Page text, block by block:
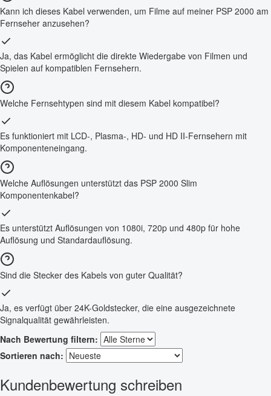
Kann ich dieses Kabel verwenden, um Filme auf meiner PSP 2000 am
Fernseher anzusehen?
Ja, das Kabel ermöglicht die direkte Wiedergabe von Filmen und
Spielen auf kompatiblen Fernsehern.
Welche Fernsehtypen sind mit diesem Kabel kompatibel?
Es funktioniert mit LCD-, Plasma-, HD- und HD II-Fernsehern mit
Komponenteneingang.
Welche Auflösungen unterstützt das PSP 2000 Slim
Komponentenkabel?
Es unterstützt Auflösungen von 1080i, 720p und 480p für hohe
Auflösung und Standardauflösung.
Sind die Stecker des Kabels von guter Qualität?
Ja, es verfügt über 24K-Goldstecker, die eine ausgezeichnete
Signalqualität gewährleisten.
Nach Bewertung filtern:
Sortieren nach:
Kundenbewertung schreiben